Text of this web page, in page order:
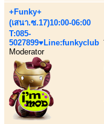
+Funky+
(เสนา.ซ.17)10:00-06:00
T:085-
5027899♥Line:funkyclub
Moderator